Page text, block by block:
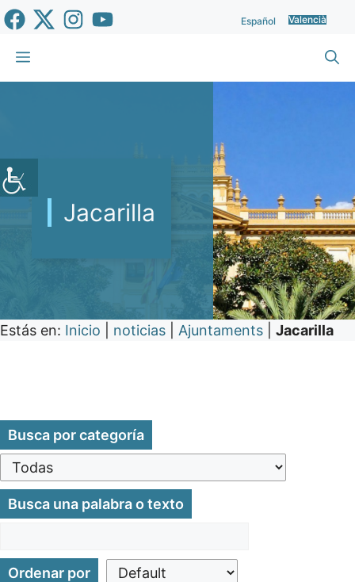
Vés
al
contingut
Español Valencià
Menu
Jacarilla
Estás en: Inicio noticias Ajuntaments Jacarilla
Busca por categoría
Busca una palabra o texto
Ordenar por